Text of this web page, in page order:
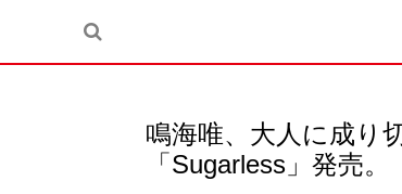
鳴海唯、大人に成り
「Sugarless」発売。